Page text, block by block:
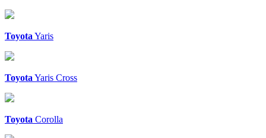
Toyota Yaris
Toyota Yaris Cross
Toyota Corolla